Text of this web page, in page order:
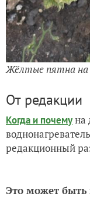
Жёлтые пятна
От редакции
Когда и почемуна
редакционный
Это может